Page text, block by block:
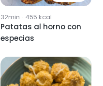
32min · 455 kcal
Patatas al horno con
especias